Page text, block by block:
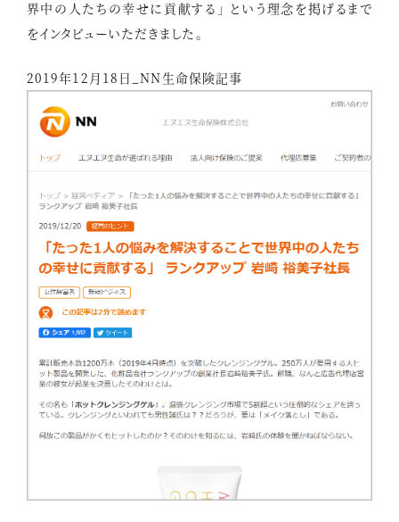
界中の人たちの幸せに貢献する」 という理念を掲げるまで
をインタビューいただきました。
2019年12月18日_NN生命保険記事